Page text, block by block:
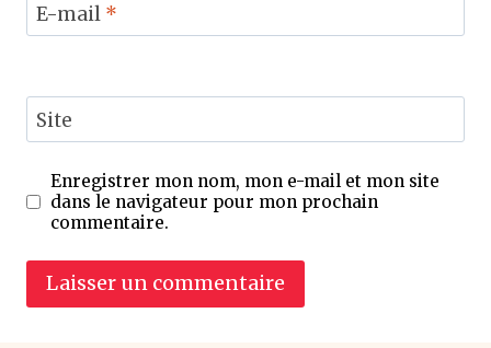
E-mail *
Site
Enregistrer mon nom, mon e-mail et mon site
dans le navigateur pour mon prochain
commentaire.